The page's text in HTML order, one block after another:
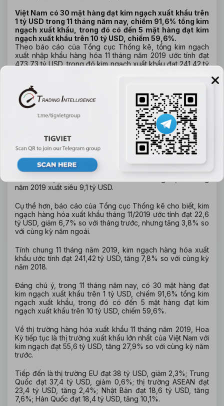
Việt Nam có 30 mặt hàng đạt kim ngạch xuất khẩu trên
1 tỷ USD trong 11 tháng năm nay, chiếm 91,6% tổng kim
ngạch xuất khẩu, trong đó có đến 5 mặt hàng đạt kim
ngạch xuất khẩu trên 10 tỷ USD, chiếm 59,6%.
Theo báo cáo của Tổng cục Thống kê, tổng kim ngạch
xuất nhập khẩu hàng hóa 11 tháng năm 2019 ước tính đạt
473,73 tỷ USD, trong đó kim ngạch xuất khẩu đạt 241,42 tỷ
Điểm đặc biệt là khu vực kinh tế trong nước đạt tốc độ tăng
kim ngạch xuất khẩu 18,1%, cao hơn nhiều tốc độ tăng 11
tháng của khu vực có vốn đầu tư nước ngoài là 3,8%.
Đồng thời tỷ trọng xuất khẩu của khu vực này chiếm 31%
tổng kim ngạch xuất khẩu (tăng 2,7 điểm phần trăm so với
cùng kỳ năm trước).
Cán cân thương mại hàng hóa tháng 11/2019 ước tính xuất
năm 2019 xuất siêu 9,1 tỷ USD.
Cụ thể hơn, báo cáo của Tổng cục Thống kê cho biết, kim
ngạch hàng hóa xuất khẩu tháng 11/2019 ước tính đạt 22,6
tỷ USD, giảm 6,7% so với tháng trước, nhưng tăng 3,8% so
với cùng kỳ năm ngoái.
Tính chung 11 tháng năm 2019, kim ngạch hàng hóa xuất
khẩu ước tính đạt 241,42 tỷ USD, tăng 7,8% so với cùng kỳ
năm 2018.
Đáng chú ý, trong 11 tháng năm nay, có 30 mặt hàng đạt
kim ngạch xuất khẩu trên 1 tỷ USD, chiếm 91,6% tổng kim
ngạch xuất khẩu, trong đó có đến 5 mặt hàng đạt kim
ngạch xuất khẩu trên 10 tỷ USD, chiếm 59,6%.
Về thị trường hàng hóa xuất khẩu 11 tháng năm 2019, Hoa
Kỳ tiếp tục là thị trường xuất khẩu lớn nhất của Việt Nam với
kim ngạch đạt 55,6 tỷ USD, tăng 27,9% so với cùng kỳ năm
trước.
Tiếp đến là thị trường EU đạt 38 tỷ USD, giảm 2,3%; Trung
Quốc đạt 37,4 tỷ USD, giảm 0,6%; thị trường ASEAN đạt
23,4 tỷ USD, tăng 2,4%; Nhật Bản đạt 18,6 tỷ USD, tăng
7,6%; Hàn Quốc đạt 18,4 tỷ USD, tăng 10,1%.